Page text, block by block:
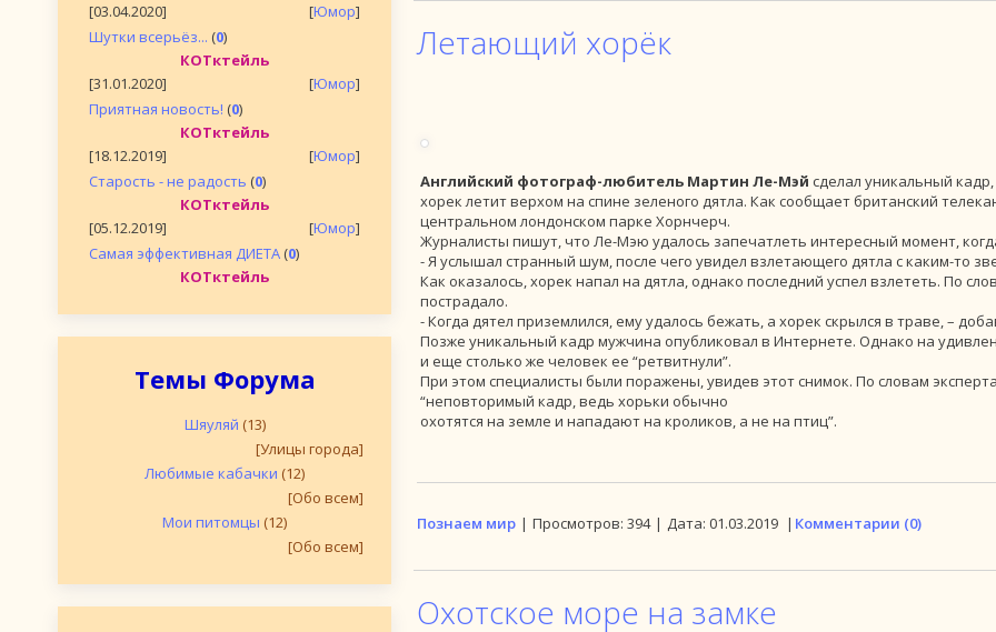
[03.04.2020]
[Юмор]
Шутки всерьёз... (0)
КОТктейль
[31.01.2020]
[Юмор]
Приятная новость! (0)
КОТктейль
[18.12.2019]
[Юмор]
Старость - не радость (0)
КОТктейль
[05.12.2019]
[Юмор]
Самая эффективная ДИЕТА (0)
КОТктейль
Темы Форума
Шяуляй (13)
[Улицы города]
Любимые кабачки (12)
[Обо всем]
Мои питомцы (12)
[Обо всем]
Летающий хорёк
Английский фотограф-любитель Мартин Ле-Мэй сделал уникальный
хорек летит верхом на спине зеленого дятла. Как сообщает британский
центральном лондонском парке Хорнчерч.
Журналисты пишут, что Ле-Мэю удалось запечатлеть интересный момент,
- Я услышал странный шум, после чего увидел взлетающего дятла с каким-то
Как оказалось, хорек напал на дятла, однако последний успел взлететь. По
пострадало.
- Когда дятел приземлился, ему удалось бежать, а хорек скрылся в траве, –
Позже уникальный кадр мужчина опубликовал в Интернете. Однако на
и еще столько же человек ее “ретвитнули”.
При этом специалисты были поражены, увидев этот снимок. По словам
“неповторимый кадр, ведь хорьки обычно
охотятся на земле и нападают на кроликов, а не на птиц”.
Познаем мир | Просмотров: 394 | Дата: 01.03.2019 | Комментарии (0)
Охотское море на замке